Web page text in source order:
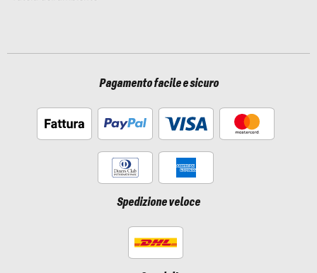
Pagamento facile e sicuro
Spedizione veloce